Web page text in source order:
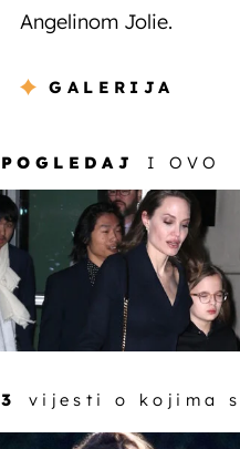
Angelinom Jolie.
GALERIJA
POGLEDAJ I OVO
3 vijesti o kojima